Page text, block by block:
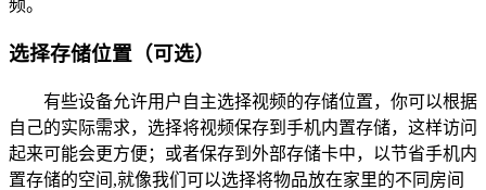
频。
选择存储位置（可选）
有些设备允许用户自主选择视频的存储位置，你可以根据
自己的实际需求，选择将视频保存到手机内置存储，这样访问
起来可能会更方便；或者保存到外部存储卡中，以节省手机内
置存储的空间,就像我们可以选择将物品放在家里的不同房间